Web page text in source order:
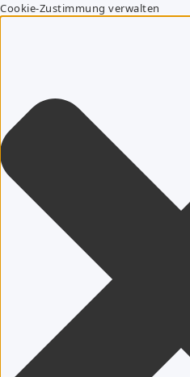
Cookie-Zustimmung verwalten